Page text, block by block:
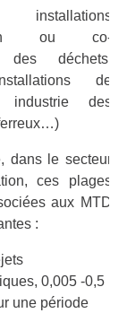
installations
ou co-
des déchets,
de
industrie des
dans le secteur
ces plages
aux MTD
:
0,005 -0,5
une période